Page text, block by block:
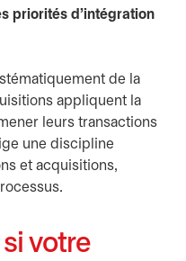
priorités d’intégration
de la
appliquent la
leurs transactions
une discipline
et acquisitions,
votre